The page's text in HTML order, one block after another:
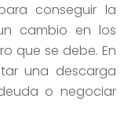
conseguir la
cambio en los
que se debe. En
una descarga
o negociar